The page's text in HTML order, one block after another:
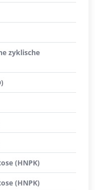
zyklische
(HNPK)
(HNPK)